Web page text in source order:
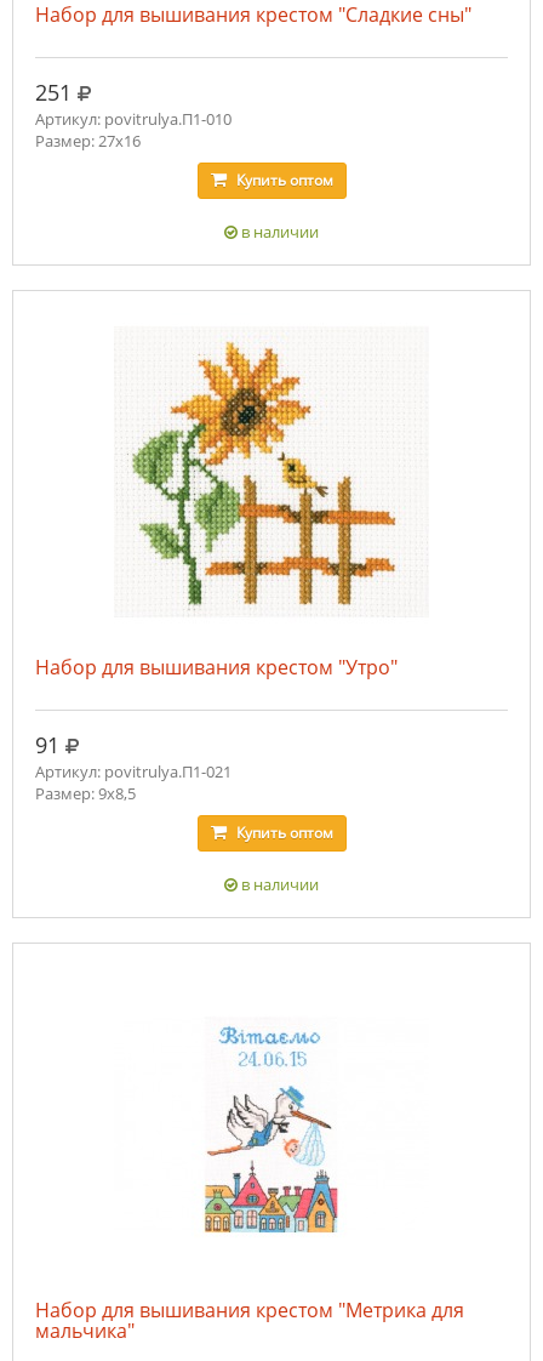
Набор для вышивания крестом "Сладкие сны"
251 руб.
Артикул: povitrulya.П1-010
Размер: 27х16
Купитьоптом
в наличии
Набор для вышивания крестом "Утро"
91 руб.
Артикул: povitrulya.П1-021
Размер: 9х8,5
Купитьоптом
в наличии
Набор для вышивания крестом "Метрика для
мальчика"